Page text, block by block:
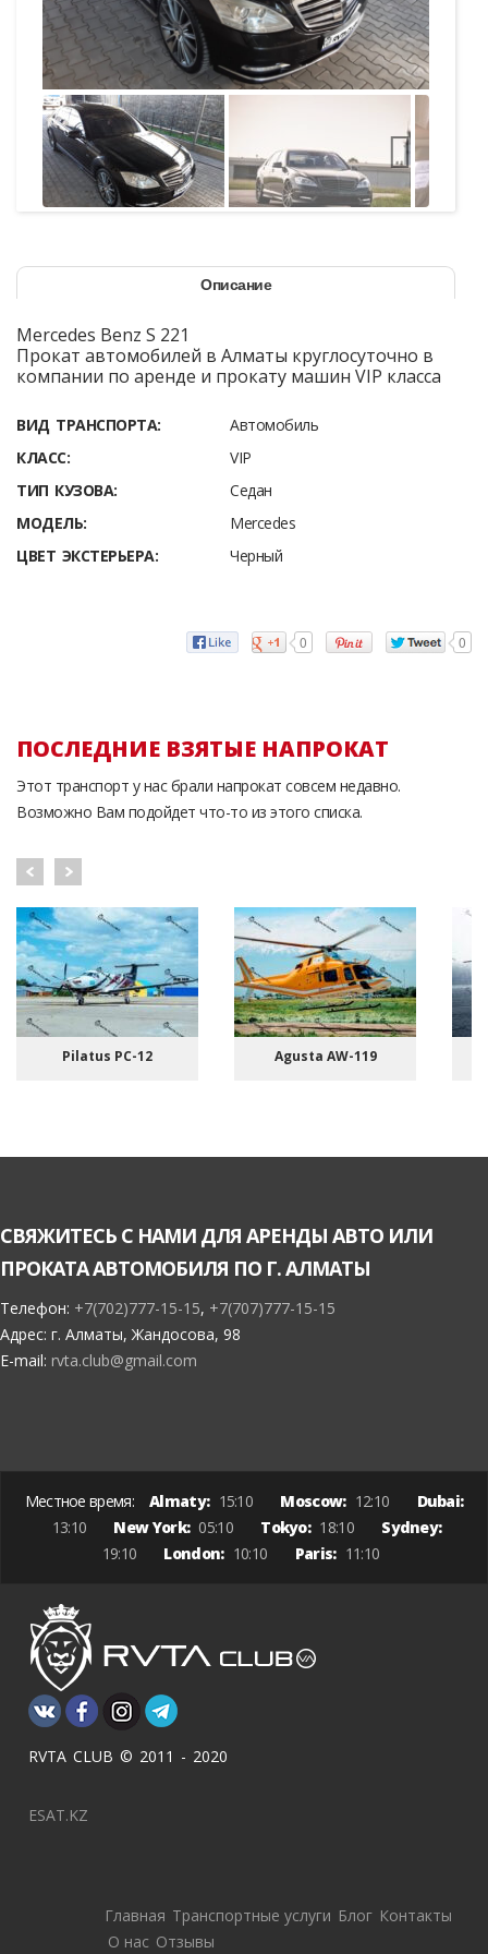
Описание
Mercedes Benz S 221
Прокат автомобилей в Алматы круглосуточно в
компании по аренде и прокату машин VIP класса
ВИД ТРАНСПОРТА:
Автомобиль
КЛАСС:
VIP
ТИП КУЗОВА:
Седан
МОДЕЛЬ:
Mercedes
ЦВЕТ ЭКСТЕРЬЕРА:
Черный
0 0
ПОСЛЕДНИЕ ВЗЯТЫЕ НАПРОКАТ
Этот транспорт у нас брали напрокат совсем недавно.
Возможно Вам подойдет что-то из этого списка.
Pilatus PC-12 Agusta AW-119
СВЯЖИТЕСЬ С НАМИ ДЛЯ АРЕНДЫ АВТО ИЛИ
ПРОКАТА АВТОМОБИЛЯ ПО Г. АЛМАТЫ
Телефон: +7(702)777-15-15, +7(707)777-15-15
Адрес: г. Алматы, Жандосова, 98
E-mail: rvta.club@gmail.com
Местное время: Almaty: 15:10 Moscow: 12:10
Dubai:
13:10
New York: 05:10 Tokyo: 18:10
Sydney:
19:10
London: 10:10 Paris: 11:10
RVTA CLUB © 2011 - 2020
ESAT.KZ
Главная Транспортные услуги Блог Контакты
О нас Отзывы